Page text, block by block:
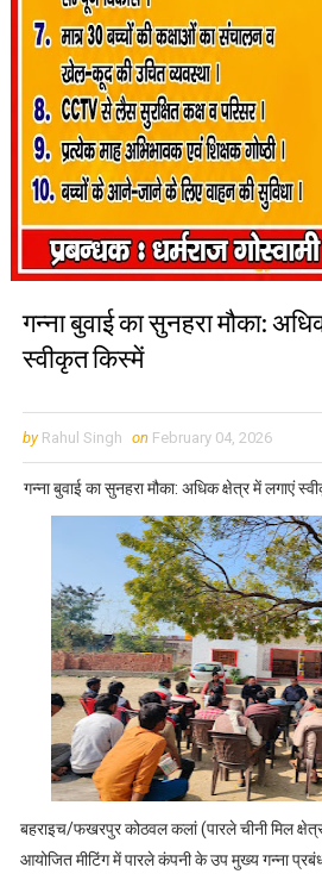
गन्ना बुवाई का सुनहरा मौका:
स्वीकृत किस्में
by Rahul Singh on February 04, 2026
गन्ना बुवाई का सुनहरा मौका: अधिक क्षेत्र में लगाएं
बहराइच/फखरपुर कोठवल कलां (पारले चीनी मिल
आयोजित मीटिंग में पारले कंपनी के उप मुख्य गन्ना